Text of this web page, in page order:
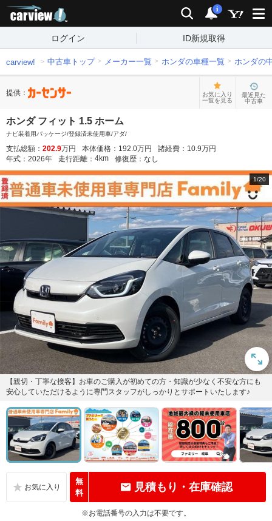
検索 通知
i
ログイン ID新規取得
carview! 中古車トップ メーカー一覧 ホンダの車種一覧 ホンダの
提供：
お気に入り
一覧を見る
最近見た
中古車
ホンダ フィット 1.5 ホーム
ナビ装着用パッケージ/登録済未使用車/アダ/
支払総額： 202.9万円 本体価格： 192.0万円 諸経費： 10.9万円
年式： 2026年 走行距離： 4km 修復歴： なし
1/20
【親切・丁寧な接客】お車のご購入が初めての方・知識が少なく不安な方にも
安心していただけるように専門スタッフがしっかりとサポートいたします♪
無
料
見積もり・在庫確認
※お電話番号の入力は不要です。